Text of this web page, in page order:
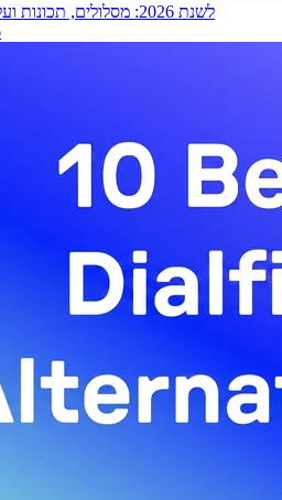
תמחור Yellow.ai לשנת 2026: מסלולים, תכונות ועלויות נסתרות